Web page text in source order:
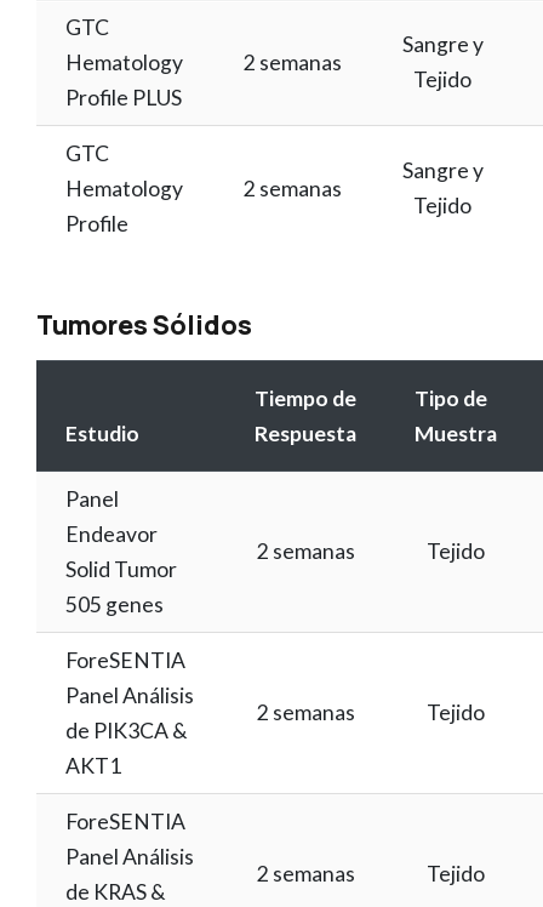
GTC
Hematology
Profile PLUS
2 semanas
Sangre y
Tejido
GTC
Hematology
Profile
2 semanas
Sangre y
Tejido
Tumores Sólidos
Estudio
Tiempo de
Respuesta
Tipo de
Muestra
Panel
Endeavor
Solid Tumor
505 genes
2 semanas Tejido
ForeSENTIA
Panel Análisis
de PIK3CA &
AKT1
2 semanas Tejido
ForeSENTIA
Panel Análisis
de KRAS &
2 semanas Tejido